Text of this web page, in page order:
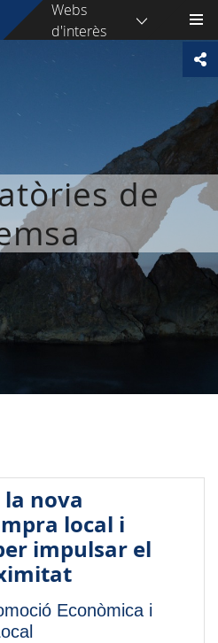
Webs
d'interès
de
nova
local i
impulsar el
Econòmica i